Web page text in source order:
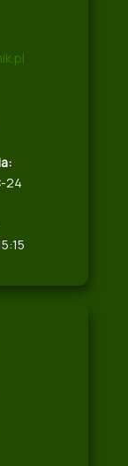
24